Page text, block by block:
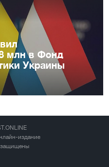
млн в Фонд
Украины
издание
защищены